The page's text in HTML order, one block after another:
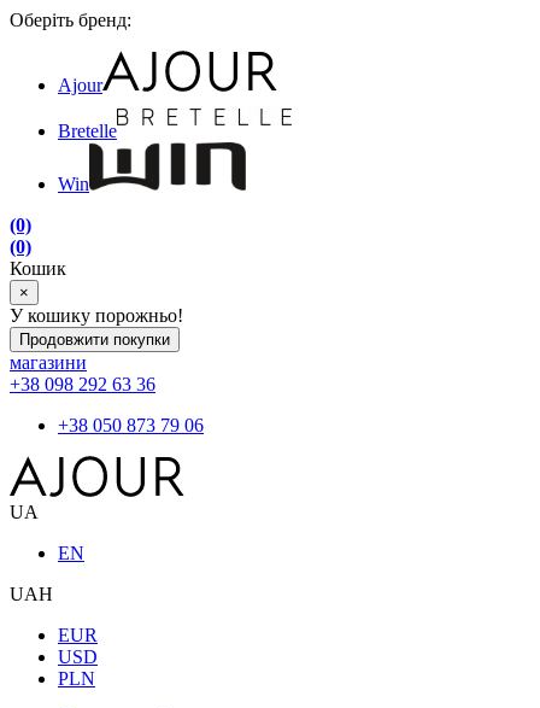
Оберіть бренд:
Ajour
Bretelle
Win
(0)
(0)
Кошик
×
У кошику порожньо!
Продовжити покупки
магазини
+38 098 292 63 36
+38 050 873 79 06
UA
EN
UAH
EUR
USD
PLN